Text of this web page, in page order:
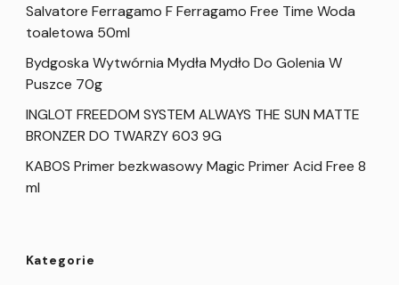
Salvatore Ferragamo F Ferragamo Free Time Woda
toaletowa 50ml
Bydgoska Wytwórnia Mydła Mydło Do Golenia W
Puszce 70g
INGLOT FREEDOM SYSTEM ALWAYS THE SUN MATTE
BRONZER DO TWARZY 603 9G
KABOS Primer bezkwasowy Magic Primer Acid Free 8
ml
Kategorie